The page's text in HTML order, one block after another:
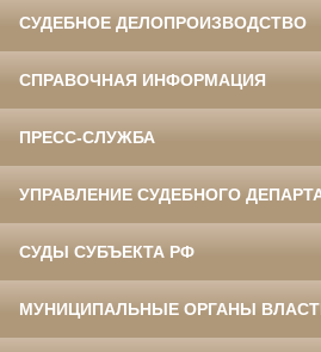
СУДЕБНОЕ ДЕЛОПРОИЗВОДСТВО
СПРАВОЧНАЯ ИНФОРМАЦИЯ
ПРЕСС-СЛУЖБА
УПРАВЛЕНИЕ СУДЕБНОГО
СУДЫ СУБЪЕКТА РФ
МУНИЦИПАЛЬНЫЕ ОРГАНЫ